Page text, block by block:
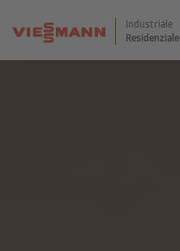
Industriale
Residenziale